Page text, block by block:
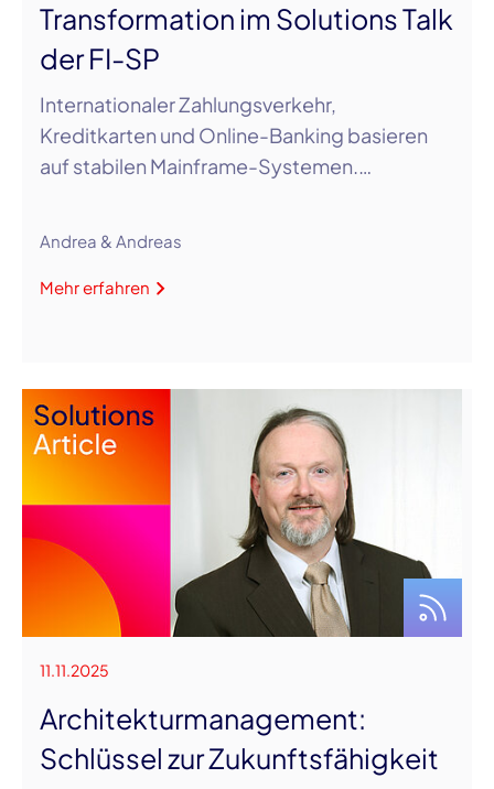
Transformation im Solutions Talk
der FI-SP
Internationaler Zahlungsverkehr,
Kreditkarten und Online-Banking basieren
auf stabilen Mainframe-Systemen.…
Andrea & Andreas
Mehr erfahren
11.11.2025
Architekturmanagement:
Schlüssel zur Zukunftsfähigkeit